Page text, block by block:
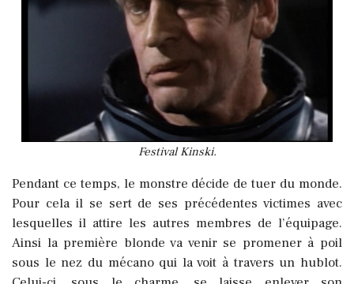
Festival Kinski.
Pendant ce temps, le monstre décide de tuer du monde.
Pour cela il se sert de ses précédentes victimes avec
lesquelles il attire les autres membres de l’équipage.
Ainsi la première blonde va venir se promener à poil
sous le nez du mécano qui la voit à travers un hublot.